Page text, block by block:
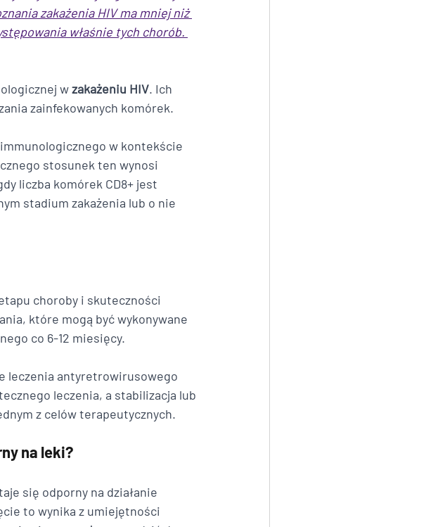
zakażenia HIV ma mniej niż
właśnie tych chorób.
w zakażeniu HIV. Ich
zainfekowanych komórek.
w kontekście
stosunek ten wynosi
liczba komórek CD8+ jest
stadium zakażenia lub o nie
choroby i skuteczności
które mogą być wykonywane
co 6-12 miesięcy.
leczenia antyretrowirusowego
leczenia, a stabilizacja lub
z celów terapeutycznych.
na leki?
się odporny na działanie
to wynika z umiejętności